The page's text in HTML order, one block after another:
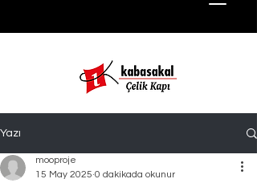
Yazı
mooproje
15 May 2025 0 dakikada okunur